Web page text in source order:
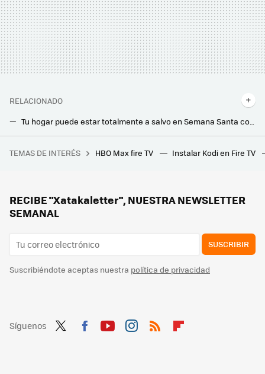
RELACIONADO
Tu hogar puede estar totalmente a salvo en Semana Santa con este kit de alarma de Amazon sin cuotas
Este dispositivo de Amazon permite abrir el portal de casa sin levantarte del sofá y es compatible con Alexa
Todos me preguntan cómo mantengo a raya el almacenamiento de WhatsApp y sus grupos: mi respuesta es un sencillo cambio en los ajustes
TEMAS DE INTERÉS HBO Max fire TV Instalar Kodi en Fire TV
RECIBE "Xatakaletter", NUESTRA NEWSLETTER
SEMANAL
SUSCRIBIR
Suscribiéndote aceptas nuestra política de privacidad
Síguenos